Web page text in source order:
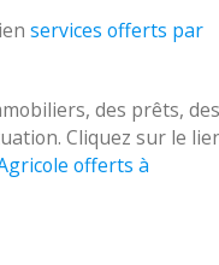
services offerts par
des prêts, des
Cliquez sur le
offerts à